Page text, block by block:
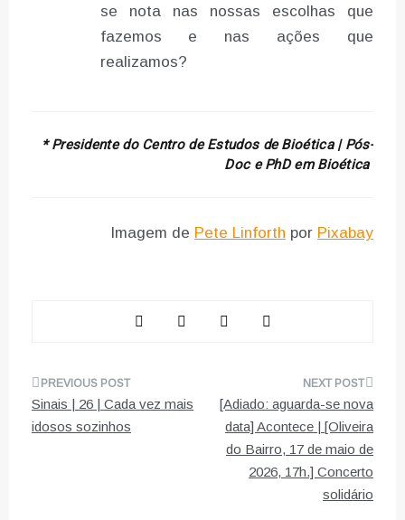
se nota nas nossas escolhas que
fazemos e nas ações que
realizamos?
* Presidente do Centro de Estudos de Bioética | Pós-
Doc e PhD em Bioética
Imagem de Pete Linforth por Pixabay
Navegação
de
Sinais | 26 | Cada vez mais
idosos sozinhos
[Adiado: aguarda-se nova
data] Acontece | [Oliveira
do Bairro, 17 de maio de
2026, 17h.] Concerto
solidário